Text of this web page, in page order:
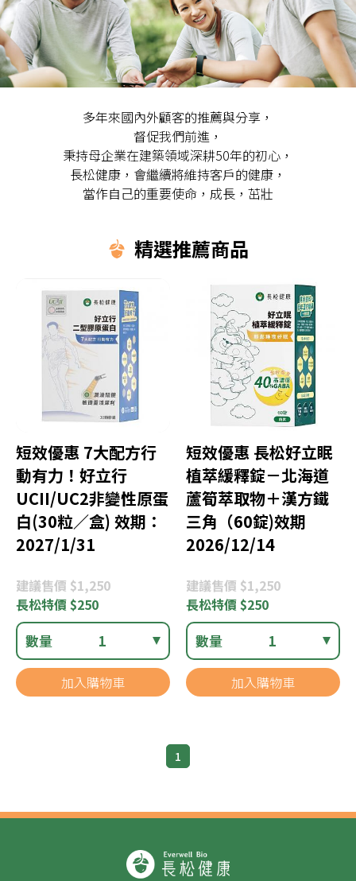
多年來國內外顧客的推薦與分享，
督促我們前進，
秉持母企業在建築領域深耕50年的初心，
長松健康，會繼續將維持客戶的健康，
當作自己的重要使命，成長，茁壯
精選推薦商品
短效優惠 7大配方行
動有力！好立行
UCII/UC2非變性原蛋
白(30粒／盒) 效期：
2027/1/31
建議售價 $1,250
長松特價 $250
數量 1
加入購物車
短效優惠 長松好立眠
植萃緩釋錠－北海道
蘆筍萃取物＋漢方鐵
三角（60錠)效期
2026/12/14
建議售價 $1,250
長松特價 $250
數量 1
加入購物車
1